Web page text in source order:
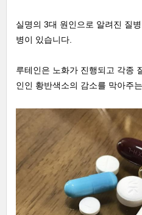
실명의 3대 원인으로 알려진 질
병이 있습니다.
루테인은 노화가 진행되고 각종
인인 황반색소의 감소를 막아주